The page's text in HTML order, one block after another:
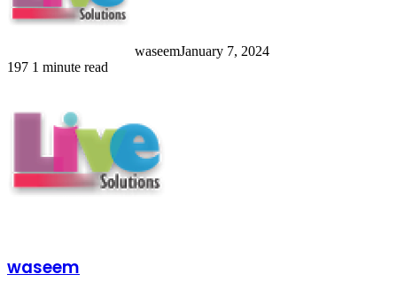
waseemJanuary 7, 2024
197 1 minute read
waseem